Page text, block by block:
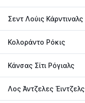
Σεντ Λούις Κάρντιναλς
Κολοράντο Ρόκις
Κάνσας Σίτι Ρόγιαλς
Λος Άντζελες Έιντζελς